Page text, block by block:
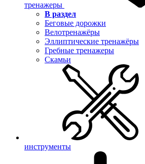
тренажеры
В раздел
Беговые дорожки
Велотренажёры
Эллиптические тренажёры
Гребные тренажеры
Скамьи
инструменты